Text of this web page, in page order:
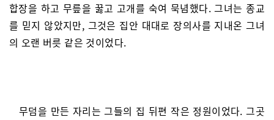
합장을 하고 무릎을 꿇고 고개를 숙여 묵념했다. 그녀는 종교
를 믿지 않았지만, 그것은 집안 대대로 장의사를 지내온 그녀
의 오랜 버릇 같은 것이었다.
무덤을 만든 자리는 그들의 집 뒤편 작은 정원이었다. 그곳